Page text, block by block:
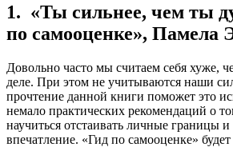
1. «Ты сильнее, чем ты
по самооценке», Памела
Довольно часто мы считаем себя хуже,
деле. При этом не учитываются наши
прочтение данной книги поможет это
немало практических рекомендаций о
научиться отстаивать личные границы
впечатление. «Гид по самооценке»